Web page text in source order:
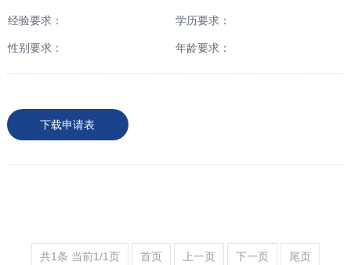
经验要求： 学历要求：
性别要求： 年龄要求：
下载申请表
共1条 当前1/1页 首页 上一页 下一页 尾页